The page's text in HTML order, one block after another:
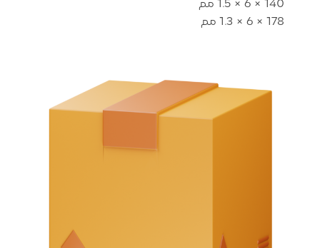
178 × 6 × 1.3 مم